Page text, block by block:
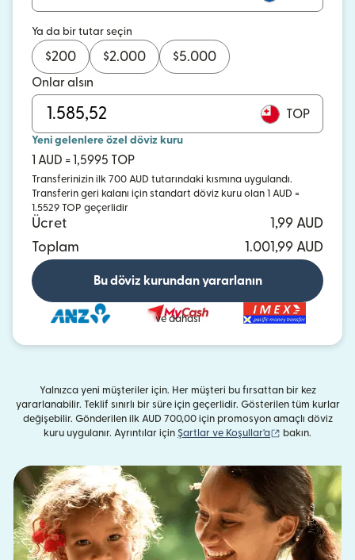
Ya da bir tutar seçin
$200 $2.000 $5.000
Onlar alsın
TOP
Yeni gelenlere özel döviz kuru
1 AUD = 1,5995 TOP
Transferinizin ilk 700 AUD tutarındaki kısmına uygulandı.
Transferin geri kalanı için standart döviz kuru olan 1 AUD =
1.5529 TOP geçerlidir
Ücret
1,99 AUD
Toplam
1.001,99 AUD
Bu döviz kurundan yararlanın
ve dahası
Yalnızca yeni müşteriler için. Her müşteri bu fırsattan bir kez
yararlanabilir. Teklif sınırlı bir süre için geçerlidir. Gösterilen tüm kurlar
değişebilir. Gönderilen ilk AUD 700,00 için promosyon amaçlı döviz
kuru uygulanır. Ayrıntılar için Şartlar ve Koşullar'a (yeni pencerede
bakın.